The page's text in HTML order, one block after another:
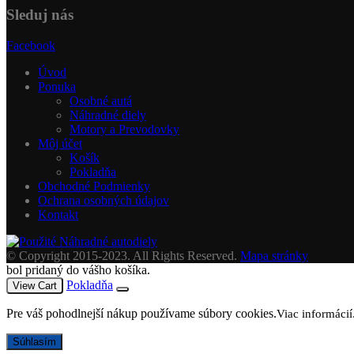
Sleduj nás
Facebook
Úvod
Ponuka
Osobné autá
Náhradné diely
Motory a Prevodovky
Môj účet
Košík
Pokladňa
Obchodné Podmienky
Ochrana osobných údajov
Kontakt
© Copyright 2015-2023. All Rights Reserved. Mapa stránky
bol pridaný do vášho košíka.
View Cart Pokladňa
Pre váš pohodlnejší nákup používame súbory cookies.Viac informácií
Súhlasím